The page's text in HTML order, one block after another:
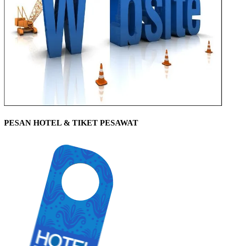
PESAN HOTEL & TIKET PESAWAT